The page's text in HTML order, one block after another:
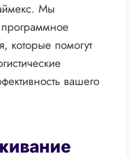
Мы
которые помогут
вашего